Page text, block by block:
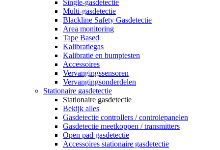
Single-gasdetectie
Multi-gasdetectie
Blackline Safety Gasdetectie
Area monitoring
Tape Based
Kalibratiegas
Kalibratie en bumptesten
Accessoires
Vervangingssensoren
Vervangingsonderdelen
Stationaire gasdetectie
Stationaire gasdetectie
Bekijk alles
Gasdetectie controllers / controlepanelen
Gasdetectie meetkoppen / transmitters
Open pad gasdetectie
Accessoires stationaire gasdetectie